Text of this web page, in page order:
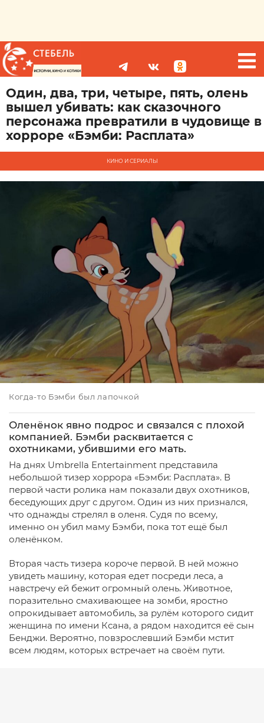
Один, два, три, четыре, пять, олень
вышел убивать: как сказочного
персонажа превратили в чудовище в
хорроре «Бэмби: Расплата»
КИНО И СЕРИАЛЫ
Когда-то Бэмби был лапочкой
Оленёнок явно подрос и связался с плохой
компанией. Бэмби расквитается с
охотниками, убившими его мать.
На днях Umbrella Entertainment представила
небольшой тизер хоррора «Бэмби: Расплата». В
первой части ролика нам показали двух охотников,
беседующих друг с другом. Один из них признался,
что однажды стрелял в оленя. Судя по всему,
именно он убил маму Бэмби, пока тот ещё был
оленёнком.
Вторая часть тизера короче первой. В ней можно
увидеть машину, которая едет посреди леса, а
навстречу ей бежит огромный олень. Животное,
поразительно смахивающее на зомби, яростно
опрокидывает автомобиль, за рулём которого сидит
женщина по имени Ксана, а рядом находится её сын
Бенджи. Вероятно, повзрослевший Бэмби мстит
всем людям, которых встречает на своём пути.